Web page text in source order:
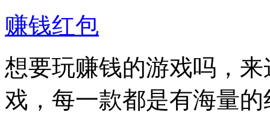
赚钱红包
想要玩赚钱的游戏吗，
戏，每一款都是有海量